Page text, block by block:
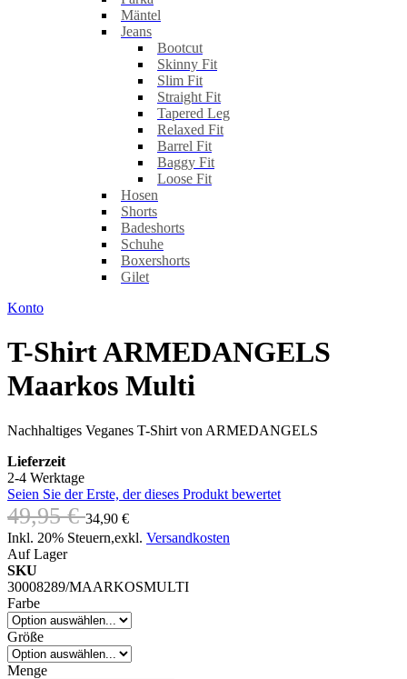
Mäntel
Jeans
Bootcut
Skinny Fit
Slim Fit
Straight Fit
Tapered Leg
Relaxed Fit
Barrel Fit
Baggy Fit
Loose Fit
Hosen
Shorts
Badeshorts
Schuhe
Boxershorts
Gilet
Konto
T-Shirt ARMEDANGELS
Maarkos Multi
Nachhaltiges Veganes T-Shirt von ARMEDANGELS
Lieferzeit
2-4 Werktage
Seien Sie der Erste, der dieses Produkt bewertet
49,95 € 34,90 €
Inkl. 20% Steuern,exkl. Versandkosten
Auf Lager
SKU
30008289/MAARKOSMULTI
Farbe
Größe
Menge